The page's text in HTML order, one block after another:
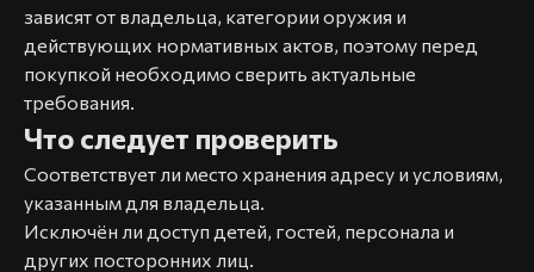
зависят от владельца, категории оружия и
действующих нормативных актов, поэтому перед
покупкой необходимо сверить актуальные
требования.
Что следует проверить
Соответствует ли место хранения адресу и условиям,
указанным для владельца.
Исключён ли доступ детей, гостей, персонала и
других посторонних лиц.